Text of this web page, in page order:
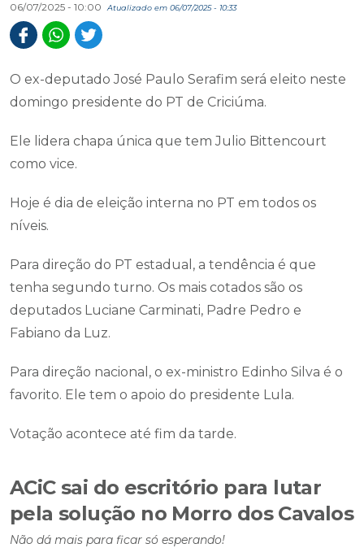
06/07/2025 - 10:00
Atualizado em 06/07/2025 - 10:33
O ex-deputado José Paulo Serafim será eleito neste
domingo presidente do PT de Criciúma.
Ele lidera chapa única que tem Julio Bittencourt
como vice.
Hoje é dia de eleição interna no PT em todos os
níveis.
Para direção do PT estadual, a tendência é que
tenha segundo turno. Os mais cotados são os
deputados Luciane Carminati, Padre Pedro e
Fabiano da Luz.
Para direção nacional, o ex-ministro Edinho Silva é o
favorito. Ele tem o apoio do presidente Lula.
Votação acontece até fim da tarde.
ACiC sai do escritório para lutar
pela solução no Morro dos Cavalos
Não dá mais para ficar só esperando!